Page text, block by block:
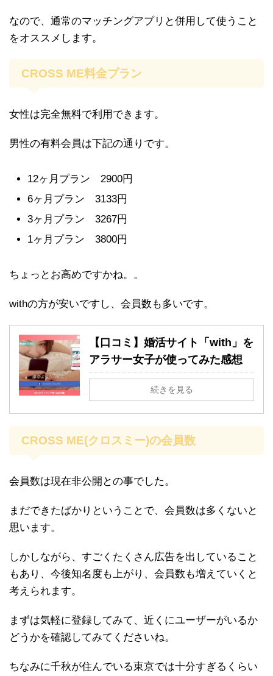
なので、通常のマッチングアプリと併用して使うこと
をオススメします。
CROSS ME料金プラン
女性は完全無料で利用できます。
男性の有料会員は下記の通りです。
12ヶ月プラン 2900円
6ヶ月プラン 3133円
3ヶ月プラン 3267円
1ヶ月プラン 3800円
ちょっとお高めですかね。。
withの方が安いですし、会員数も多いです。
【口コミ】婚活サイト「with」を
アラサー女子が使ってみた感想
続きを見る
CROSS ME(クロスミー)の会員数
会員数は現在非公開との事でした。
まだできたばかりということで、会員数は多くないと
思います。
しかしながら、すごくたくさん広告を出していること
もあり、今後知名度も上がり、会員数も増えていくと
考えられます。
まずは気軽に登録してみて、近くにユーザーがいるか
どうかを確認してみてくださいね。
ちなみに千秋が住んでいる東京では十分すぎるくらい